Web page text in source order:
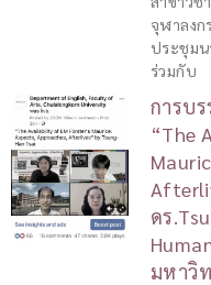
จุฬาลงก
ประชุมน
ร่วมกับ
การบ
“The
ดร
มหาวิ